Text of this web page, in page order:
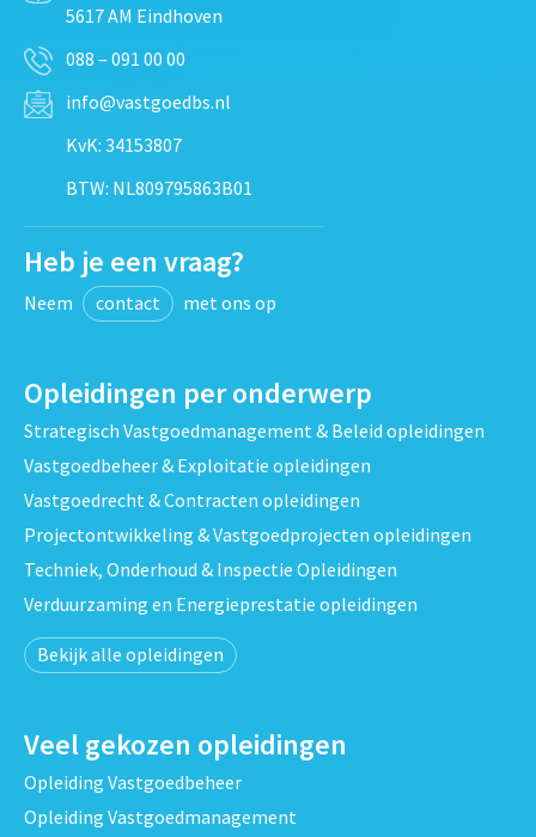
5617 AM Eindhoven
088 – 091 00 00
info@vastgoedbs.nl
KvK: 34153807
BTW: NL809795863B01
Heb je een vraag?
Neem contact met ons op
Opleidingen per onderwerp
Strategisch Vastgoedmanagement & Beleid opleidingen
Vastgoedbeheer & Exploitatie opleidingen
Vastgoedrecht & Contracten opleidingen
Projectontwikkeling & Vastgoedprojecten opleidingen
Techniek, Onderhoud & Inspectie Opleidingen
Verduurzaming en Energieprestatie opleidingen
Bekijk alle opleidingen
Veel gekozen opleidingen
Opleiding Vastgoedbeheer
Opleiding Vastgoedmanagement